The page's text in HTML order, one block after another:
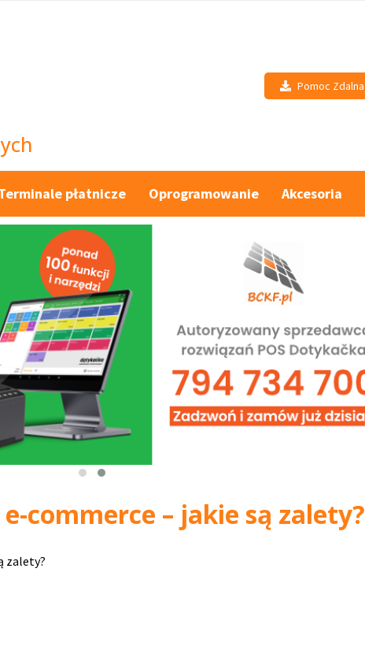
Pomoc Zdalna
płatnicze Oprogramowanie Akcesoria
commerce – jakie są zalety?
zalety?